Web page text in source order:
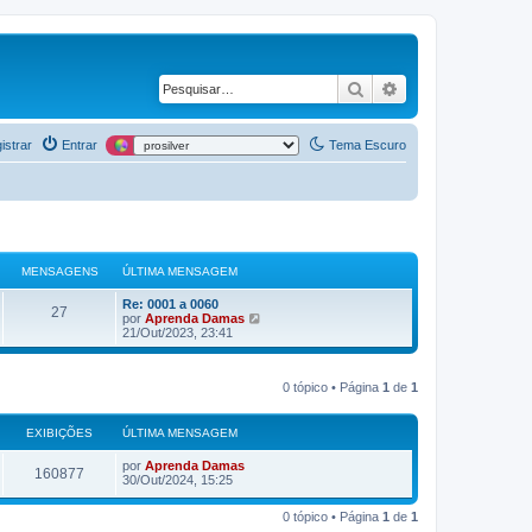
Pesquisar
Tema Escuro
Entrar
MENSAGENS ÚLTIMA MENSAGEM
27
Re: 0001 a 0060
por Aprenda Damas
r
m
a
21/Out/2023, 23:41
0 tópico • Página 1 de 1
EXIBIÇÕES ÚLTIMA MENSAGEM
160877 por Aprenda Damas
30/Out/2024, 15:25
0 tópico • Página 1 de 1